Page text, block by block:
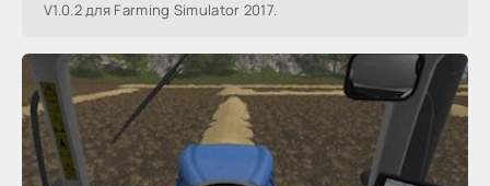
V1.0.2 для Farming Simulator 2017.